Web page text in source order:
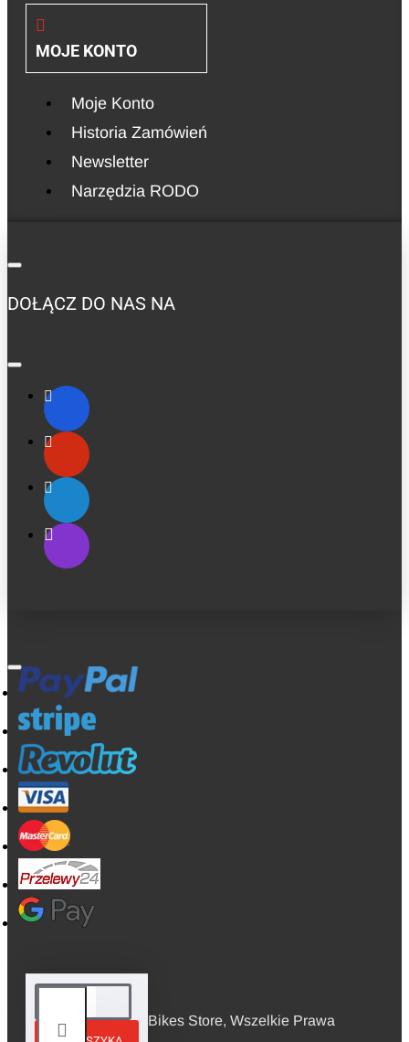
MOJE KONTO
Moje Konto
Historia Zamówień
Newsletter
Narzędzia RODO
DOŁĄCZ DO NAS NA
© 2026, Mini Bikes Store, Wszelkie Prawa